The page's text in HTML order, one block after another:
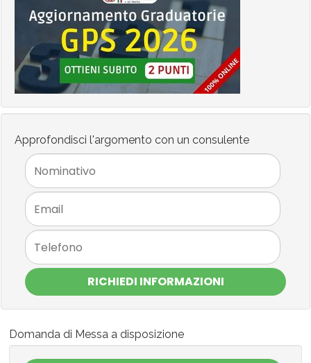
Approfondisci l'argomento con un consulente
RICHIEDI INFORMAZIONI
Domanda di Messa a disposizione